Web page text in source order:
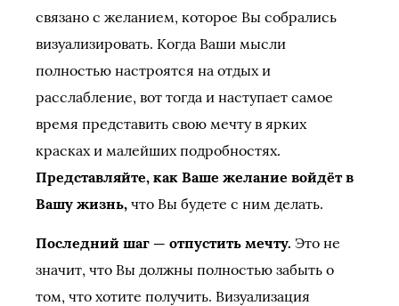
связано с желанием, которое Вы собрались
визуализировать. Когда Ваши мысли
полностью настроятся на отдых и
расслабление, вот тогда и наступает самое
время представить свою мечту в ярких
красках и малейших подробностях.
Представляйте, как Ваше желание войдёт в
Вашу жизнь, что Вы будете с ним делать.
Последний шаг — отпустить мечту. Это не
значит, что Вы должны полностью забыть о
том, что хотите получить. Визуализация